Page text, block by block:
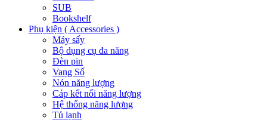
SUB
Bookshelf
Phụ kiện ( Accessories )
Máy sấy
Bộ dụng cụ đa năng
Đèn pin
Vang Số
Nón năng lượng
Cáp kết nối năng lượng
Hệ thống năng lượng
Tủ lạnh